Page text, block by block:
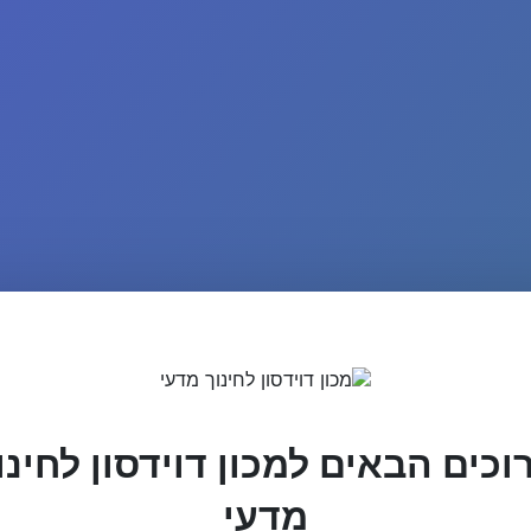
הבאים למכון דוידסון
מדעי